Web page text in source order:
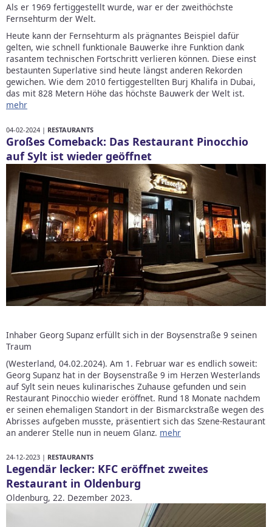
Als er 1969 fertiggestellt wurde, war er der zweithöchste
Fernsehturm der Welt.
Heute kann der Fernsehturm als prägnantes Beispiel dafür
gelten, wie schnell funktionale Bauwerke ihre Funktion dank
rasantem technischen Fortschritt verlieren können. Diese einst
bestaunten Superlative sind heute längst anderen Rekorden
gewichen. Wie dem 2010 fertiggestellten Burj Khalifa in Dubai,
das mit 828 Metern Höhe das höchste Bauwerk der Welt ist.
mehr
04-02-2024 | RESTAURANTS
Großes Comeback: Das Restaurant Pinocchio
auf Sylt ist wieder geöffnet
Inhaber Georg Supanz erfüllt sich in der Boysenstraße 9 seinen
Traum
(Westerland, 04.02.2024). Am 1. Februar war es endlich soweit:
Georg Supanz hat in der Boysenstraße 9 im Herzen Westerlands
auf Sylt sein neues kulinarisches Zuhause gefunden und sein
Restaurant Pinocchio wieder eröffnet. Rund 18 Monate nachdem
er seinen ehemaligen Standort in der Bismarckstraße wegen des
Abrisses aufgeben musste, präsentiert sich das Szene-Restaurant
an anderer Stelle nun in neuem Glanz. mehr
24-12-2023 | RESTAURANTS
Legendär lecker: KFC eröffnet zweites
Restaurant in Oldenburg
Oldenburg, 22. Dezember 2023.